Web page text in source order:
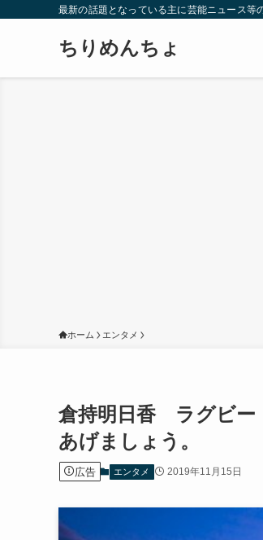
最新の話題となっている主に芸能ニュース等
ちりめんちょ
ホーム エンタメ
倉持明日香 ラグビー
あげましょう。
広告 エンタメ 2019年11月15日